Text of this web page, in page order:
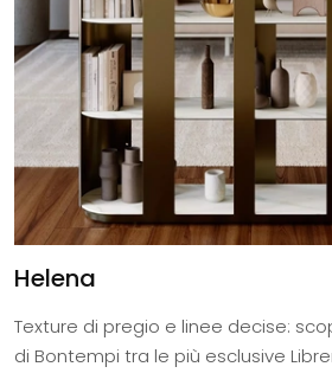
Helena
Texture di pregio e linee decise:
di Bontempi tra le più esclusive